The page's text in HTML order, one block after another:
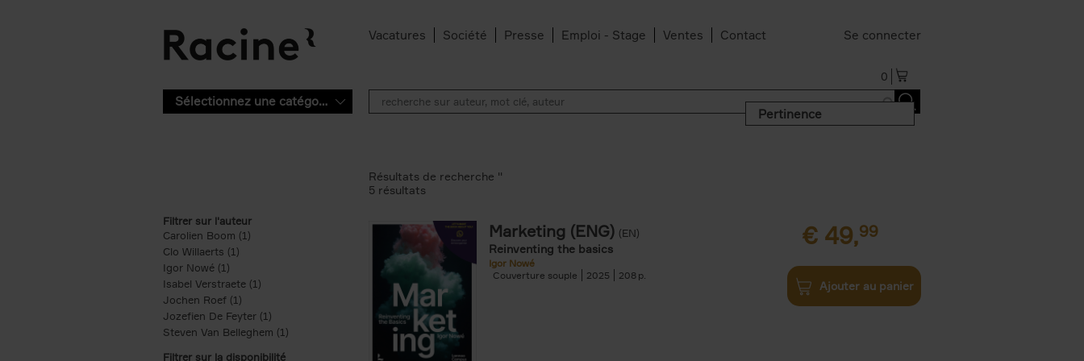
Vacatures Société Presse Emploi - Stage Ventes Contact Se connecter
0
Sélectionnez une catégorie
Pertinence
Filtrer sur l'auteur
Carolien Boom (1)
Clo Willaerts (1)
Igor Nowé (1)
Isabel Verstraete (1) Apply Isabel Verstraete filter
Jochen Roef (1)
Jozefien De Feyter (1) Apply Jozefien De Feyter filter
Steven Van Belleghem (1) Apply Steven Van Belleghem filter
Filtrer sur la disponibilité
Résultats de recherche ''
5 résultats
Marketing (ENG) (EN)
Reinventing the basics
Igor Nowé
Couverture souple
2025 208
€ 49,99
Ajouter au panier